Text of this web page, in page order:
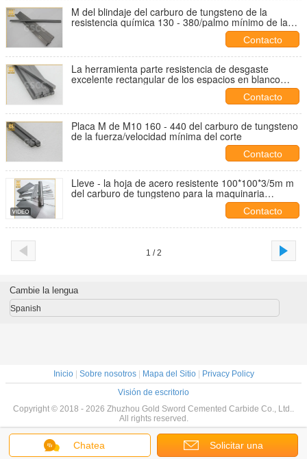
M del blindaje del carburo de tungsteno de la
resistencia química 130 - 380/palmo mínimo de la
Contacto
La herramienta parte resistencia de desgaste
excelente rectangular de los espacios en blanco
Contacto
Placa M de M10 160 - 440 del carburo de tungsteno
de la fuerza/velocidad mínima del corte
Contacto
Lleve - la hoja de acero resistente 100*100*3/5m m
del carburo de tungsteno para la maquinaria
Contacto
1 / 2
Chatea Solicitar una
Cambie la lengua
Spanish
Inicio| Sobre nosotros| Mapa del Sitio|
Privacy Policy
Visión de escritorio
Copyright © 2018 - 2026 Zhuzhou Gold Sword Cemented Carbide Co., Ltd..
All rights reserved.